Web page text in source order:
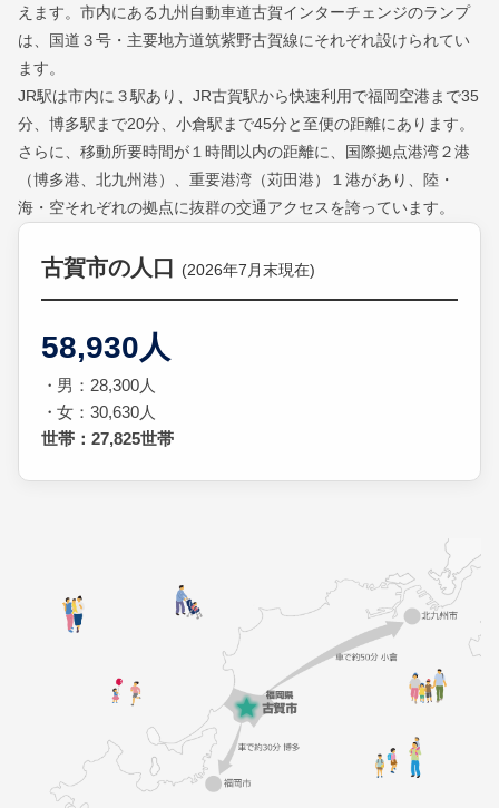
えます。市内にある九州自動車道古賀インターチェンジのランプ
は、国道３号・主要地方道筑紫野古賀線にそれぞれ設けられてい
ます。
JR駅は市内に３駅あり、JR古賀駅から快速利用で福岡空港まで35
分、博多駅まで20分、小倉駅まで45分と至便の距離にあります。
さらに、移動所要時間が１時間以内の距離に、国際拠点港湾２港
（博多港、北九州港）、重要港湾（苅田港）１港があり、陸・
海・空それぞれの拠点に抜群の交通アクセスを誇っています。
古賀市の人口 (2026年7月末現在)
58,930人
男：28,300人
女：30,630人
世帯：27,825世帯